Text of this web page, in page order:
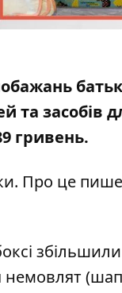
та засобів
гривень.
Про це пише
збільшили
немовлят